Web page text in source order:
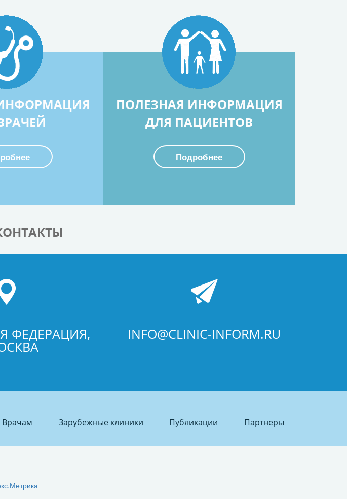
ПОЛЕЗНАЯ ИНФОРМАЦИЯ
ДЛЯ ПАЦИЕНТОВ
Подробнее
ФЕДЕРАЦИЯ, INFO@CLINIC-INFORM.RU
Врачам Зарубежные клиники Публикации Партнеры